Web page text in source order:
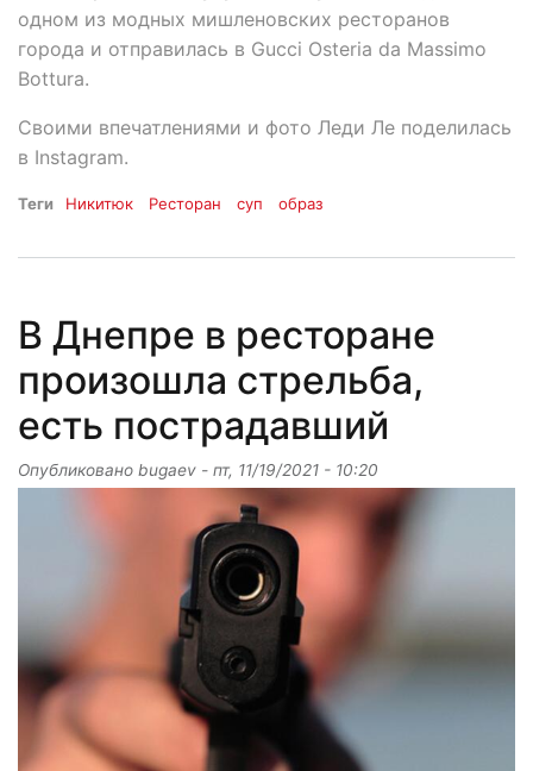
одном из модных мишленовских ресторанов
города и отправилась в Gucci Osteria da Massimo
Bottura.
Своими впечатлениями и фото Леди Ле поделилась
в Instagram.
Теги Никитюк Ресторан суп образ
В Днепре в ресторане
произошла стрельба,
есть пострадавший
Опубликовано bugaev - пт, 11/19/2021 - 10:20